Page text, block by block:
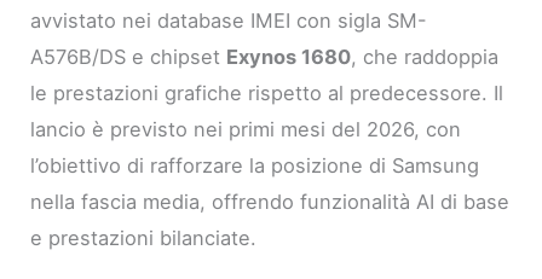
avvistato nei database IMEI con sigla SM-
A576B/DS e chipset Exynos 1680, che raddoppia
le prestazioni grafiche rispetto al predecessore. Il
lancio è previsto nei primi mesi del 2026, con
l’obiettivo di rafforzare la posizione di Samsung
nella fascia media, offrendo funzionalità AI di base
e prestazioni bilanciate.